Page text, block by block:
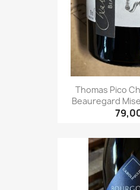
Thomas Pico
Beauregard